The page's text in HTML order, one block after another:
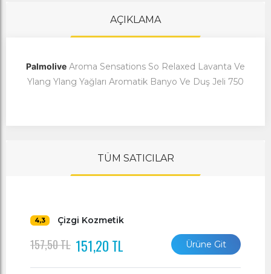
AÇIKLAMA
Palmolive Aroma Sensations So Relaxed Lavanta Ve
Ylang Ylang Yağları Aromatik Banyo Ve Duş Jeli 750
TÜM SATICILAR
4,3 Çizgi Kozmetik
157,50 TL 151,20 TL Ürüne Git